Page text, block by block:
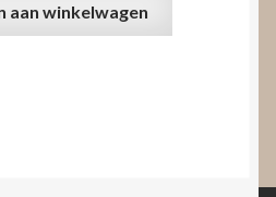
aan winkelwagen